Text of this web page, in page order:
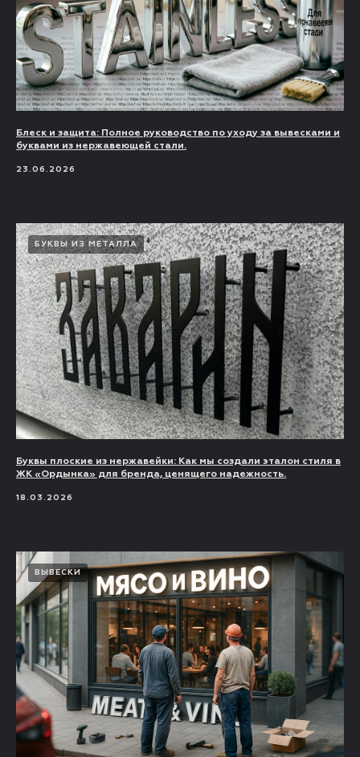
Блеск и защита: Полное руководство по уходу за вывесками и
буквами из нержавеющей стали.
23.06.2026
БУКВЫ ИЗ МЕТАЛЛА
Буквы плоские из нержавейки: Как мы создали эталон стиля в
ЖК «Ордынка» для бренда, ценящего надежность.
18.03.2026
ВЫВЕСКИ